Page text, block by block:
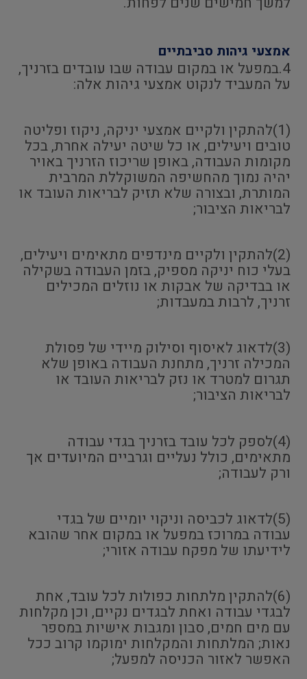
אמצעי גיהות סביבתיים
4.במפעל או במקום עבודה שבו עובדים בזרניך,
על המעביד לנקוט אמצעי גיהות אלה:
(1)להתקין ולקיים אמצעי יניקה, ניקוז ופליטה
טובים ויעילים, או כל שיטה יעילה אחרת, בכל
מקומות העבודה, באופן שריכוז הזרניך באויר
יהיה נמוך מהחשיפה המשוקללת המרבית
המותרת, ובצורה שלא תזיק לבריאות העובד או
לבריאות הציבור;
(2)להתקין ולקיים מינדפים מתאימים ויעילים,
בעלי כוח יניקה מספיק, בזמן העבודה בשקילה
או בבדיקה של אבקות או נוזלים המכילים
זרניך, לרבות במעבדות;
(3)לדאוג לאיסוף וסילוק מיידי של פסולת
המכילה זרניך, מתחנת העבודה באופן שלא
תגרום למטרד או נזק לבריאות העובד או
לבריאות הציבור;
(4)לספק לכל עובד בזרניך בגדי עבודה
מתאימים, כולל נעליים וגרביים המיועדים אך
ורק לעבודה;
(5)לדאוג לכביסה וניקוי יומיים של בגדי
עבודה במרוכז במפעל או במקום אחר שהובא
לידיעתו של מפקח עבודה אזורי;
(6)להתקין מלתחות כפולות לכל עובד, אחת
לבגדי עבודה ואחת לבגדים נקיים, וכן מקלחות
עם מים חמים, סבון ומגבות אישיות במספר
נאות; המלתחות והמקלחות ימוקמו קרוב ככל
האפשר לאזור הכניסה למפעל;